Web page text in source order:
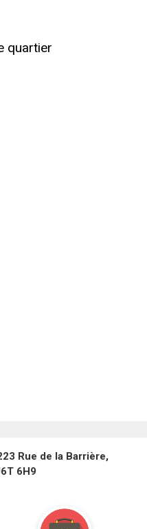
quartier
Rue de la Barrière,
6H9